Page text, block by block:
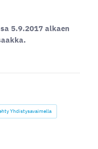
5.9.2017 alkaen
Yhdistysavaimella